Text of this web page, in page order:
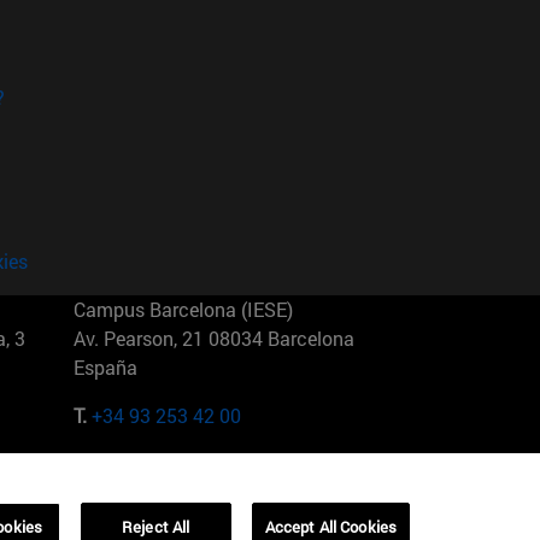
3
Campus Barcelona (IESE)
Av. Pearson, 21 08034 Barcelona
España
T.+34 93 253 42 00
01321001 Bela Vista Brasil
Reject All Accept All Cookies